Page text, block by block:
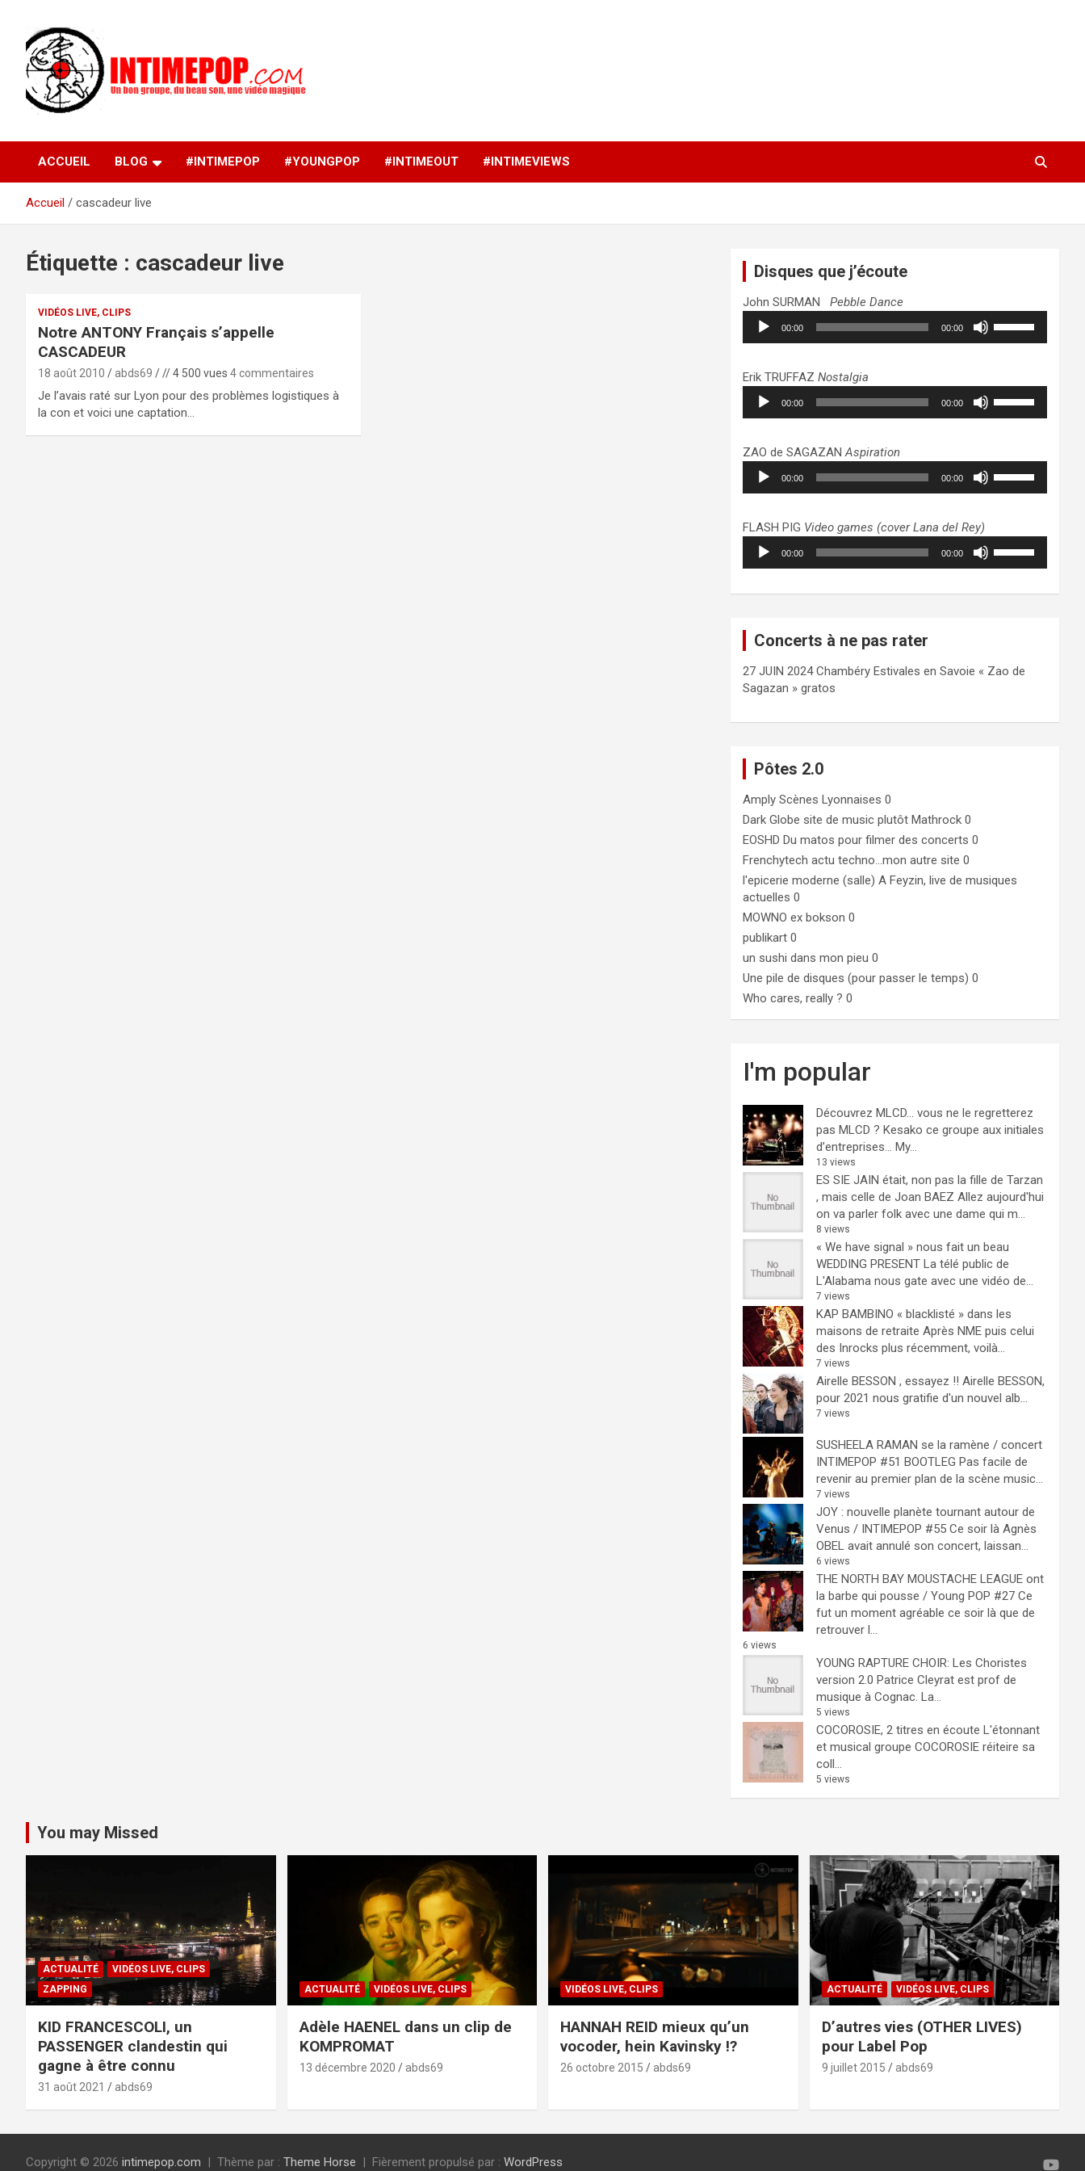
contenu
intimepop.com
musiques actuelles pop rock, post-rock, indé sur Lyon. rock pop
concert lyon
ACCUEIL BLOG #INTIMEPOP #YOUNGPOP #INTIMEOUT #INTIMEVIEWS
Accueil cascadeur live
Étiquette : cascadeur live
VIDÉOS LIVE, CLIPS
Notre ANTONY Français s’appelle
CASCADEUR
18 août 2010 abds69 // 4 500 vues 4 commentaires
Je l’avais raté sur Lyon pour des problèmes logistiques à
la con et voici une captation…
Disques que j’écoute
John SURMANPebble Dance
Lecteur
audio
00:00 00:00
pour
augmenter
ou
volume.
Erik TRUFFAZNostalgia
Lecteur
audio
00:00 00:00
pour
augmenter
ou
volume.
ZAO de SAGAZANAspiration
Lecteur
audio
00:00 00:00
pour
augmenter
ou
FLASH PIG Video games (cover Lana del Rey)
Lecteur
audio
00:00 00:00
haut/bas
le
Concerts à ne pas rater
27 JUIN 2024 Chambéry Estivales en Savoie « Zao de
Sagazan » gratos
Pôtes 2.0
Amply Scènes Lyonnaises 0
Dark Globe site de music plutôt Mathrock 0
EOSHD Du matos pour filmer des concerts 0
Frenchytech actu techno…mon autre site 0
l'epicerie moderne (salle) A Feyzin, live de musiques
actuelles 0
MOWNO ex bokson 0
publikart 0
un sushi dans mon pieu 0
Une pile de disques (pour passer le temps) 0
Who cares, really ? 0
I'm popular
Découvrez MLCD… vous ne le regretterez
pas MLCD ? Kesako ce groupe aux initiales
d’entreprises… My...
13 views
ES SIE JAIN était, non pas la fille de Tarzan
, mais celle de Joan BAEZ Allez aujourd'hui
on va parler folk avec une dame qui m...
8 views
« We have signal » nous fait un beau
WEDDING PRESENT La télé public de
L'Alabama nous gate avec une vidéo de...
7 views
KAP BAMBINO « blacklisté » dans les
maisons de retraite Après NME puis celui
des Inrocks plus récemment, voilà...
7 views
Airelle BESSON , essayez !! Airelle BESSON,
pour 2021 nous gratifie d'un nouvel alb...
7 views
SUSHEELA RAMAN se la ramène / concert
INTIMEPOP #51 BOOTLEG Pas facile de
revenir au premier plan de la scène music...
7 views
JOY : nouvelle planète tournant autour de
Venus / INTIMEPOP #55 Ce soir là Agnès
OBEL avait annulé son concert, laissan...
6 views
THE NORTH BAY MOUSTACHE LEAGUE ont
la barbe qui pousse / Young POP #27 Ce
fut un moment agréable ce soir là que de
retrouver l...
6 views
YOUNG RAPTURE CHOIR: Les Choristes
version 2.0 Patrice Cleyrat est prof de
musique à Cognac. La...
5 views
COCOROSIE, 2 titres en écoute L'étonnant
et musical groupe COCOROSIE réiteire sa
coll...
5 views
You may Missed
ACTUALITÉ
VIDÉOS LIVE, CLIPS
ZAPPING
KID FRANCESCOLI, un
PASSENGER clandestin qui
gagne à être connu
31 août 2021 abds69
ACTUALITÉ VIDÉOS LIVE, CLIPS
Adèle HAENEL dans un clip de
KOMPROMAT
13 décembre 2020 abds69
VIDÉOS LIVE, CLIPS
HANNAH REID mieux qu’un
vocoder, hein Kavinsky !?
26 octobre 2015 abds69
ACTUALITÉ VIDÉOS LIVE, CLIPS
D’autres vies (OTHER LIVES)
pour Label Pop
9 juillet 2015 abds69
Copyright © 2026 intimepop.com Thème par : Theme Horse Fièrement propulsé par : WordPress